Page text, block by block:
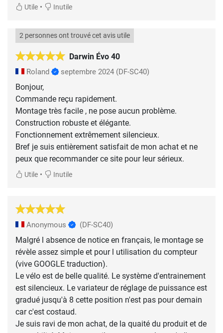
Utile • Inutile
Darwin Évo 40
2 personnes ont trouvé cet avis utile
Roland septembre 2024 (DF-SC40)
Bonjour,
Commande reçu rapidement.
Montage très facile , ne pose aucun problème.
Construction robuste et élégante.
Fonctionnement extrêmement silencieux.
Bref je suis entièrement satisfait de mon achat et ne
peux que recommander ce site pour leur sérieux.
Utile • Inutile
Anonymous (DF-SC40)
Malgré l absence de notice en français, le montage se
révèle assez simple et pour l utilisation du compteur
(vive GOOGLE traduction).
Le vélo est de belle qualité. Le système d'entrainement
est silencieux. Le variateur de réglage de puissance est
gradué jusqu'à 8 cette position n'est pas pour demain
car c'est costaud.
Je suis ravi de mon achat, de la quaité du produit et de